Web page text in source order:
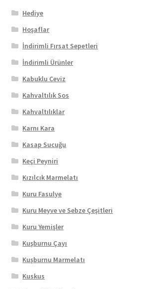
Hediye
Hoşaflar
İndirimli Fırsat Sepetleri
İndirimli Ürünler
Kabuklu Ceviz
Kahvaltılık Sos
Kahvaltılıklar
Karnı Kara
Kasap Sucuğu
Keçi Peyniri
Kızılcık Marmelatı
Kuru Fasulye
Kuru Meyve ve Sebze Çeşitleri
Kuru Yemişler
Kuşburnu Çayı
Kuşburnu Marmelatı
Kuskus